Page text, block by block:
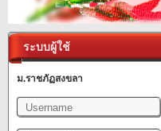
ระบบผู้ใช้
ม.ราชภัฏสงขลา